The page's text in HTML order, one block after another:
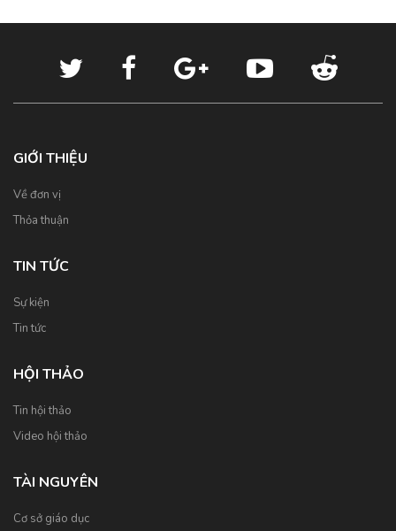
GIỚI THIỆU
Về đơn vị
Thỏa thuận
TIN TỨC
Sự kiện
Tin tức
HỘI THẢO
Tin hội thảo
Video hội thảo
TÀI NGUYÊN
Cơ sở giáo dục